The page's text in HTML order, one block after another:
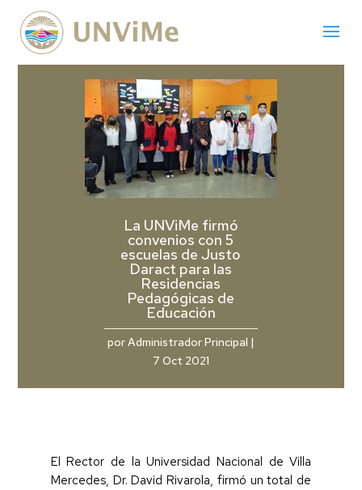
La UNViMe firmó
convenios con 5
escuelas de Justo
Daract para las
Residencias
Pedagógicas de
Educación
porAdministrador Principal |
7 Oct 2021
El Rector de la Universidad Nacional de Villa
Mercedes, Dr. David Rivarola, firmó un total de